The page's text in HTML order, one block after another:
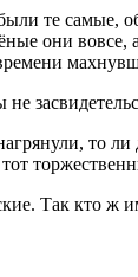
те самые,
они
то
тот
Так кто ж